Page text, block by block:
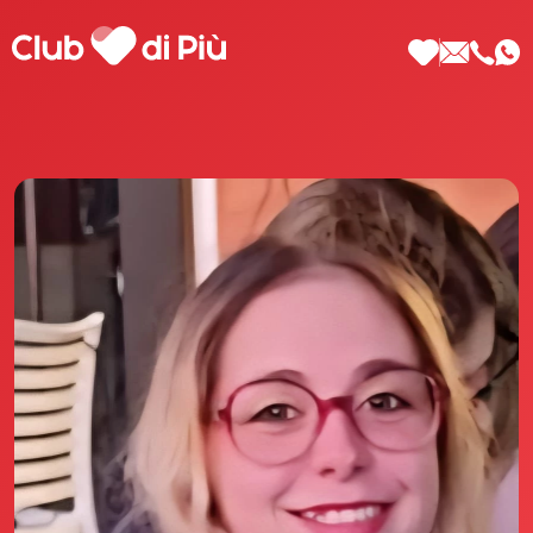
Scopri Club di Più
Le testimonianze Club di Più
La fondatrice Valeria Pilla
Annunci Donne
Agenzia matrimoniale Club di Più
Love Notebook